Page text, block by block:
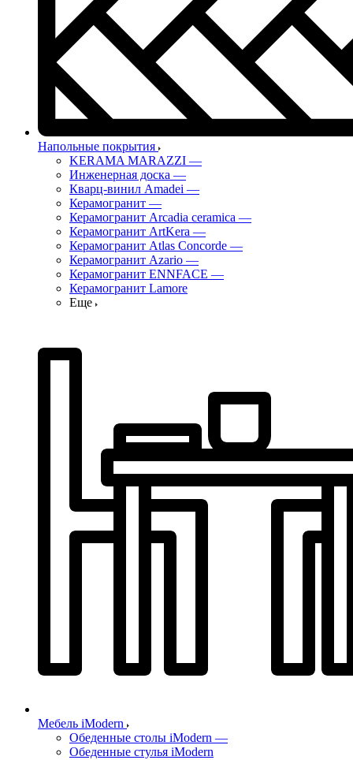
Напольные покрытия
KERAMA MARAZZI —
Инженерная доска —
Кварц-винил Amadei —
Керамогранит —
Керамогранит Arcadia ceramica —
Керамогранит ArtKera —
Керамогранит Atlas Concorde —
Керамогранит Azario —
Керамогранит ENNFACE —
Керамогранит Lamore
Еще
Мебель iModern
Обеденные столы iModern —
Обеденные стулья iModern